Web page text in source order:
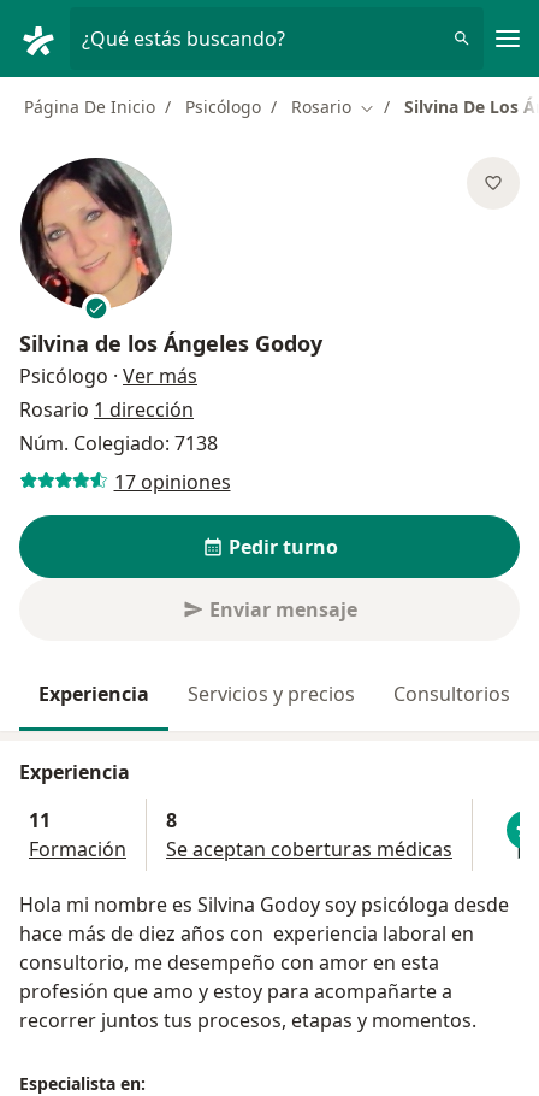
¿Qué estás buscando?
Página De Inicio Psicólogo Rosario Cambiar de ciudad
Silvina De Los
Silvina de los Ángeles Godoy
Psicólogo · Ver más
Rosario 1 dirección
Núm. Colegiado: 7138
17 opiniones
Pedir turno
Enviar mensaje
Experiencia Servicios y precios Consultorios
Experiencia
11
Formación
8
Se aceptan coberturas médicas
Hola mi nombre es Silvina Godoy soy psicóloga desde
hace más de diez años con experiencia laboral en
consultorio, me desempeño con amor en esta
profesión que amo y estoy para acompañarte a
recorrer juntos tus procesos, etapas y momentos.
Especialista en: